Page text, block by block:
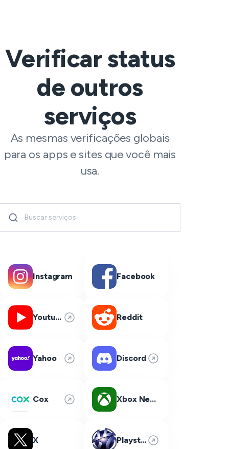
Verificar status
de outros
serviços
As mesmas verificações globais
para os apps e sites que você mais
usa.
Instagram Facebook
Youtube Reddit
Yahoo Discord
Cox Xbox Network
X Playstation Network